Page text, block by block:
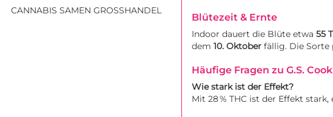
Blütezeit & Ernte
Indoor dauert die Blüte etwa 55
dem 10. Oktober fällig. Die
Häufige Fragen zu G.S.
Wie stark ist der Effekt?
Mit 28 % THC ist der Effekt
CANNABIS SAMEN GROSSHANDEL